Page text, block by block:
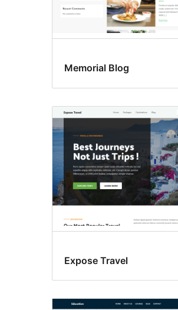
Memorial Blog
Expose Travel